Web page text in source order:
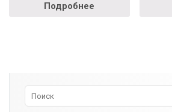
Подробнее